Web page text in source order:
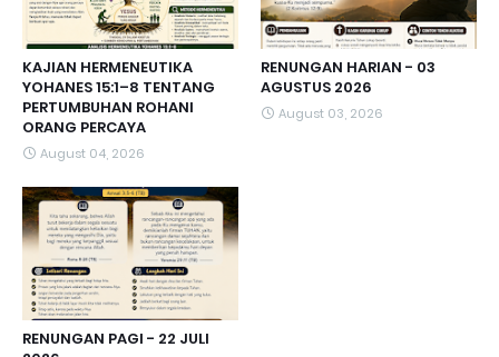
KAJIAN HERMENEUTIKA
YOHANES 15:1–8 TENTANG
PERTUMBUHAN ROHANI
ORANG PERCAYA
August 04, 2026
RENUNGAN HARIAN - 03
AGUSTUS 2026
August 03, 2026
RENUNGAN PAGI - 22 JULI